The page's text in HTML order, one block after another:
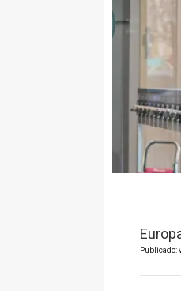
Publicado: